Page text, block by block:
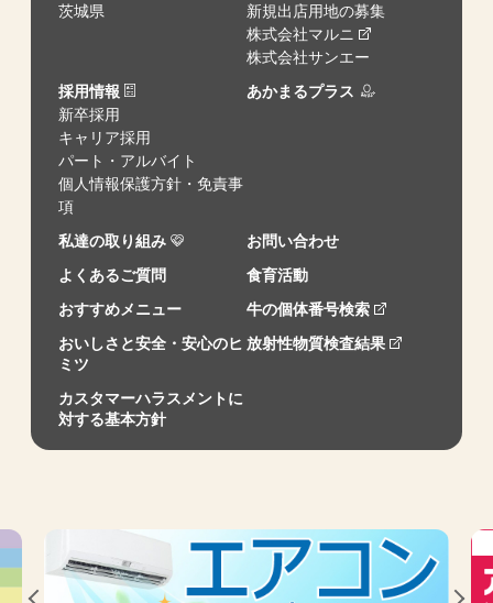
茨城県
新規出店用地の募集
株式会社マルニ
株式会社サンエー
採用情報
新卒採用
キャリア採用
パート・アルバイト
個人情報保護方針・免責事
項
あかまるプラス
私達の取り組み
お問い合わせ
よくあるご質問
食育活動
おすすめメニュー
牛の個体番号検索
おいしさと安全・安心のヒ
ミツ
放射性物質検査結果
カスタマーハラスメントに
対する基本方針